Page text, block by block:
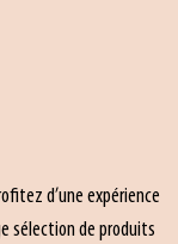
d’une expérience
sélection de produits